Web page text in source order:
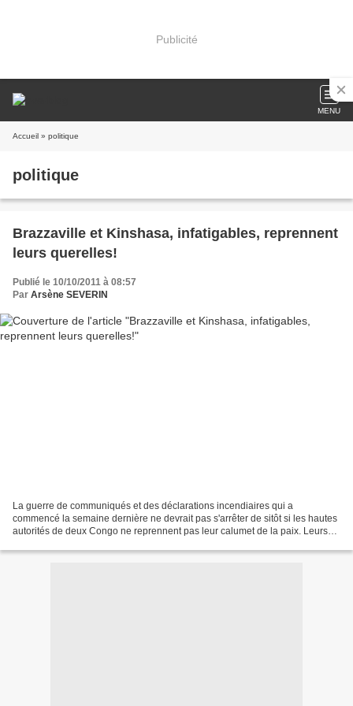
Publicité
MENU
Accueil » politique
politique
Brazzaville et Kinshasa, infatigables, reprennent
leurs querelles!
Publié le 10/10/2011 à 08:57
Par Arsène SEVERIN
La guerre de communiqués et des déclarations incendiaires qui a
commencé la semaine dernière ne devrait pas s'arrêter de sitôt si les hautes
autorités de deux Congo ne reprennent pas leur calumet de la paix. Leurs